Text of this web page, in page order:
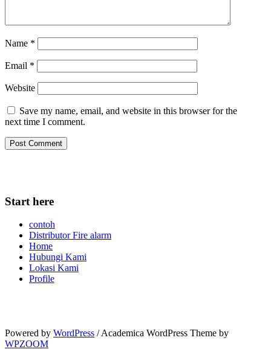
Start here
contoh
Distributor Fire alarm
Home
Hubungi Kami
Lokasi Kami
Profile
Name *
Email *
Website
Save my name, email, and website in this browser for the
next time I comment.
Powered by WordPress / Academica WordPress Theme by
WPZOOM